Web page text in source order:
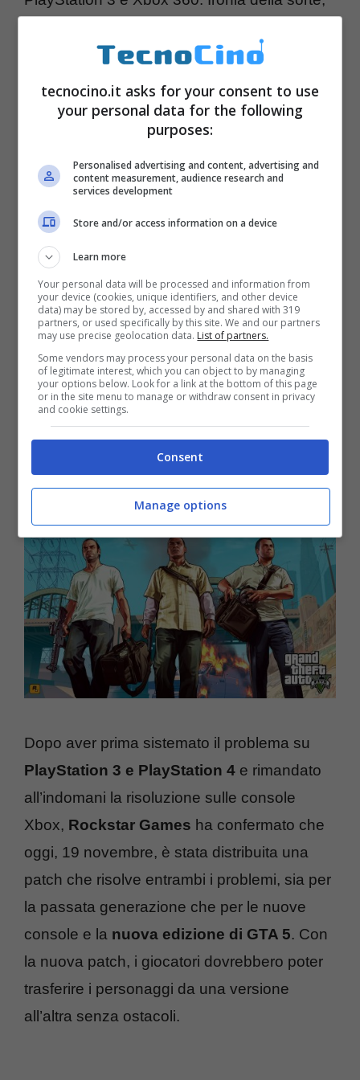
Games per risolvere il problema è stata a
sua volta coinvolta da alcuni impedimenti,
che non hanno permesso a tutti i giocatori di
installare l’aggiornamento correttivo sulle
console. Come soluzione, la casa di sviluppo
ha dapprima consigliato di attendere qualche
tempo tra un tentativo e l’altro poiché
potevano essere coinvolti problemi regionali
ai server.
Dopo aver prima sistemato il problema su
PlayStation 3 e PlayStation 4 e rimandato
all’indomani la risoluzione sulle console
Xbox, Rockstar Games ha confermato che
oggi, 19 novembre, è stata distribuita una
patch che risolve entrambi i problemi, sia per
la passata generazione che per le nuove
console e la nuova edizione di GTA 5. Con
la nuova patch, i giocatori dovrebbero poter
trasferire i personaggi da una versione
all’altra senza ostacoli.
tecnocino.it asks for your consent to use
your personal data for the following
purposes:
Personalised advertising and content, advertising and
content measurement, audience research and
services development
Store and/or access information on a device
Learn more
Your personal data will be processed and information from
your device (cookies, unique identifiers, and other device
data) may be stored by, accessed by and shared with 319
partners, or used specifically by this site. We and our partners
may use precise geolocation data. List of partners.
Some vendors may process your personal data on the basis
of legitimate interest, which you can object to by managing
your options below. Look for a link at the bottom of this page
or in the site menu to manage or withdraw consent in privacy
and cookie settings.
Consent
Manage options